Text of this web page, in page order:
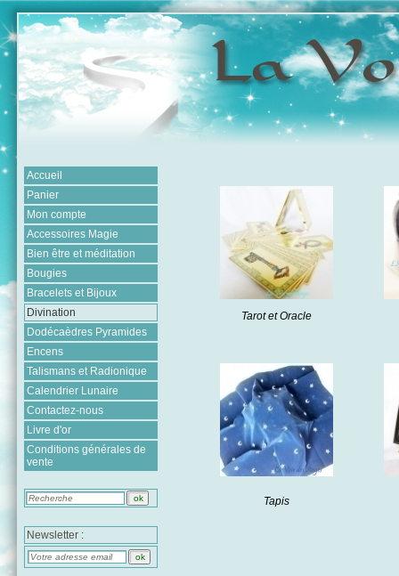
Accueil
Panier
Mon compte
Accessoires Magie
Bien être et méditation
Bougies
Bracelets et Bijoux
Divination
Dodécaèdres Pyramides
Encens
Talismans et Radionique
Calendrier Lunaire
Contactez-nous
Livre d'or
Conditions générales de
vente
Newsletter :
Tarot et Oracle
Tapis